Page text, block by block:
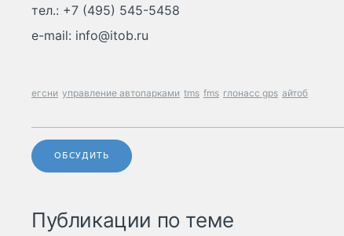
тел.: +7 (495) 545-5458
e-mail: info@itob.ru
егсни управление автопарками tms fms глонасс gps айтоб
ОБСУДИТЬ
Публикации по теме